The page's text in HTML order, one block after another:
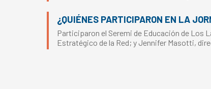
¿QUIÉNES PARTICIPARON EN LA
Participaron el Seremi de Educación de Los
Estratégico de la Red; y Jennifer Masotti,